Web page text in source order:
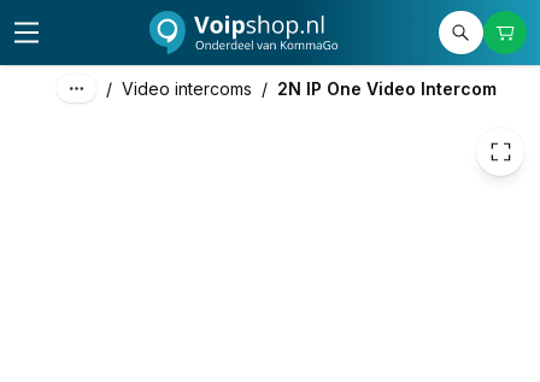
/ Video intercoms / 2N IP One Video Intercom
excl. btw
incl. btw